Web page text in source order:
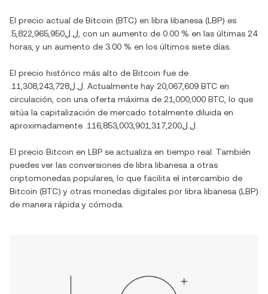
El precio actual de Bitcoin (BTC) en libra libanesa (LBP) es
.ل.ل5,822,965,950 , con un aumento de 0.00 % en las últimas 24
horas, y un aumento de 3.00 % en los últimos siete días.
El precio histórico más alto de Bitcoin fue de
.ل.ل11,308,243,728 . Actualmente hay 20,067,609 BTC en
circulación, con una oferta máxima de 21,000,000 BTC , lo que
sitúa la capitalización de mercado totalmente diluida en
aproximadamente
.ل.ل116,853,003,901,317,200
El precio Bitcoin en LBP se actualiza en tiempo real. También
puedes ver las conversiones de libra libanesa a otras
criptomonedas populares, lo que facilita el intercambio de
Bitcoin (BTC) y otras monedas digitales por libra libanesa (LBP)
de manera rápida y cómoda.